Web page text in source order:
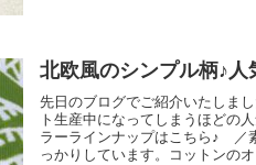
北欧風のシンプル柄♪
先日のブログでご紹介いたしま
ト生産中になってしまうほどの
ラーラインナップはこちら♪ ／
っかりしています。コットンの